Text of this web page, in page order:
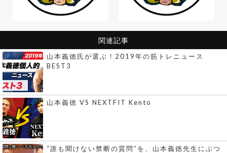
関連記事
山本義徳氏が選ぶ！2019年の筋トレニュース
BEST3
山本義徳 VS NEXTFIT Kento
“誰も聞けない禁断の質問”を、山本義徳先生にぶつ